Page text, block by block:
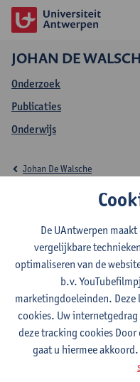
JOHAN DE
Onderzoek
Publicaties
Onderwijs
Walsche
Johan De Walsche
2026-2027
Architectural
De UAntwerpen
vergelijkbare
optimaliseren van de
b.v.
marketingdoeleinden.
cookies. Uw
deze tracking cookies
gaat u hiermee